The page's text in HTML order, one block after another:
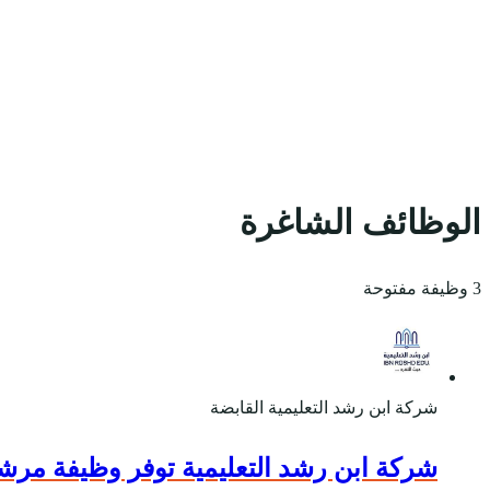
الوظائف الشاغرة
3 وظيفة مفتوحة
شركة ابن رشد التعليمية القابضة
شركة ابن رشد التعليمية توفر وظيفة